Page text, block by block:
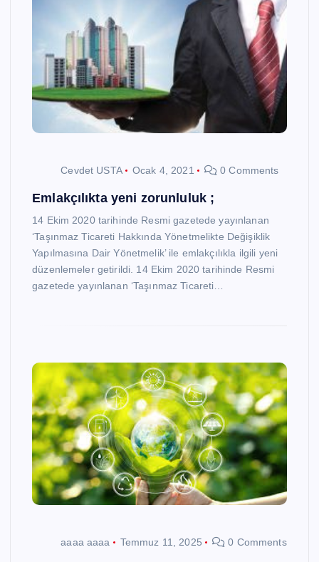
Cevdet USTA Ocak 4, 2021 0 Comments
Emlakçılıkta yeni zorunluluk ;
14 Ekim 2020 tarihinde Resmi gazetede yayınlanan
‘Taşınmaz Ticareti Hakkında Yönetmelikte Değişiklik
Yapılmasına Dair Yönetmelik’ ile emlakçılıkla ilgili yeni
düzenlemeler getirildi. 14 Ekim 2020 tarihinde Resmi
gazetede yayınlanan ‘Taşınmaz Ticareti…
aaaa aaaa Temmuz 11, 2025 0 Comments